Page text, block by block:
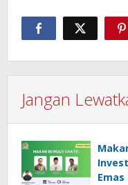
Jangan
Emas